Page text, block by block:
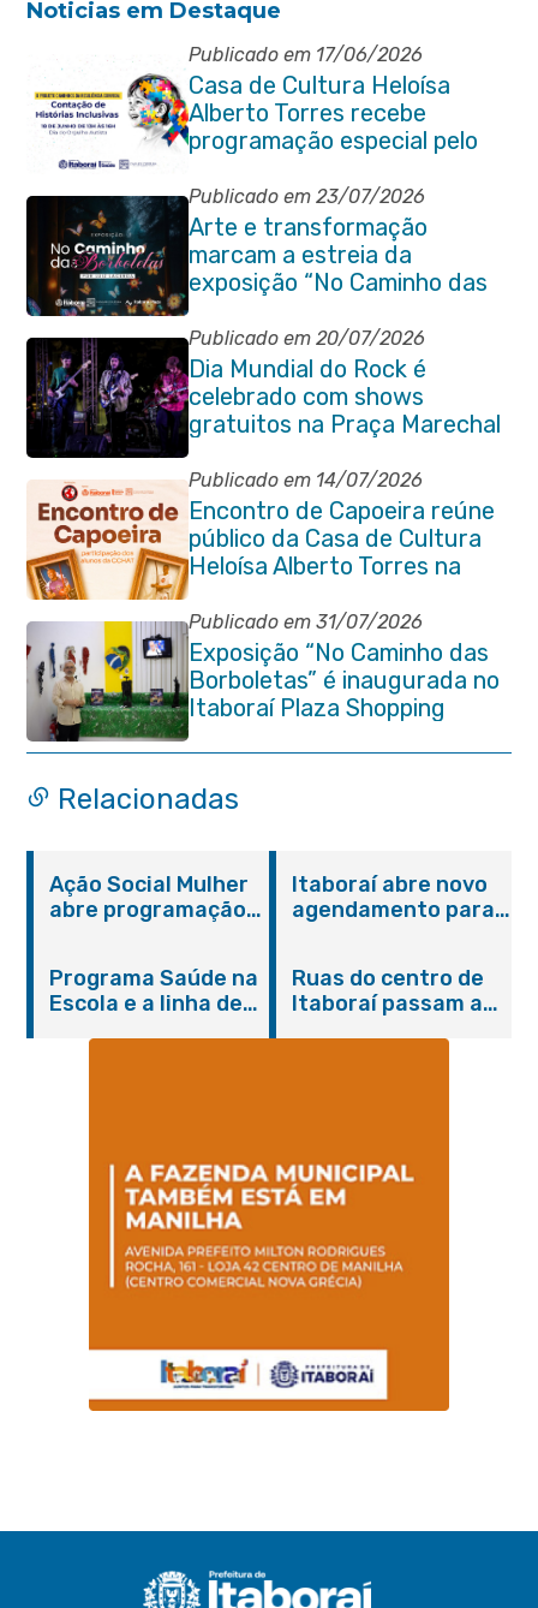
Noticias em Destaque
Publicado em 17/06/2026
Casa de Cultura Heloísa
Alberto Torres recebe
programação especial pelo
Publicado em 23/07/2026
Arte e transformação
marcam a estreia da
exposição “No Caminho das
Borboletas” no Itaboraí Plaza
Publicado em 20/07/2026
Dia Mundial do Rock é
celebrado com shows
gratuitos na Praça Marechal
Floriano Peixoto
Publicado em 14/07/2026
Encontro de Capoeira reúne
público da Casa de Cultura
Heloísa Alberto Torres na
Praça Marechal Floriano
Peixoto
Publicado em 31/07/2026
Exposição “No Caminho das
Borboletas” é inaugurada no
Itaboraí Plaza Shopping
Relacionadas
Ação Social Mulher
abre programação
serviços gratuitos e
orientações
Itaboraí abre novo
agendamento para
Programa Saúde na
Escola e a linha de
Magalhães Seabra
Ruas do centro de
Itaboraí passam a